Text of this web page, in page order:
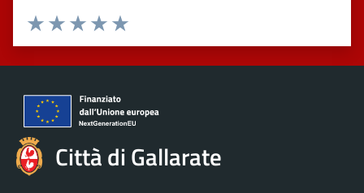
Valuta 5 stelle su 5
Valuta 4 stelle su 5
Valuta 3 stelle su 5
Valuta 2 stelle su 5
Valuta 1 stelle su 5
Città di Gallarate